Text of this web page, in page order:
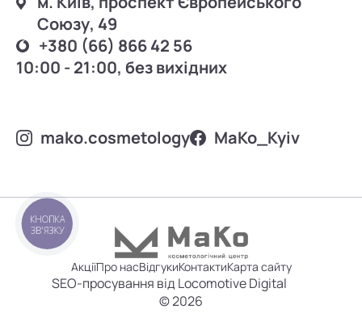
Союзу, 49
+380 (66) 866 42 56
10:00 - 21:00, без вихідних
mako.cosmetology MаKo_Kyiv
АкціїПро насВідгукиКонтактиКарта сайту
SEO-просування від Locomotive Digital
© 2026
КНОПКА
ЗВ'ЯЗКУ